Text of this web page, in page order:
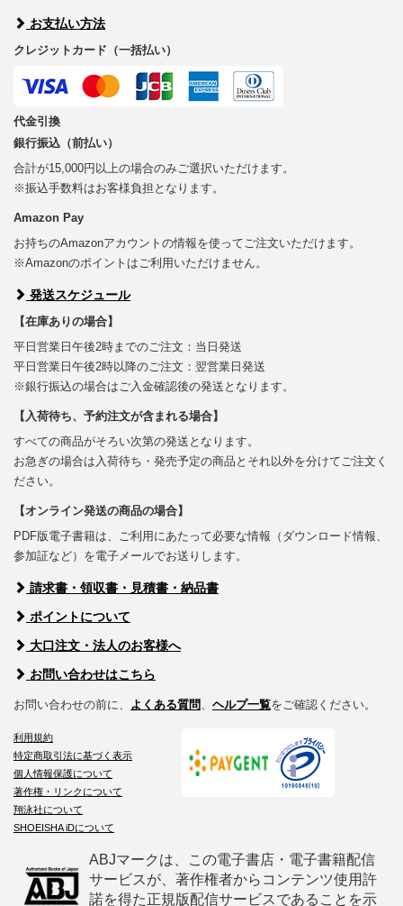
お支払い方法
クレジットカード（一括払い）
代金引換
銀行振込（前払い）
合計が15,000円以上の場合のみご選択いただけます。
※振込手数料はお客様負担となります。
Amazon Pay
お持ちのAmazonアカウントの情報を使ってご注文いただけます。
※Amazonのポイントはご利用いただけません。
発送スケジュール
【在庫ありの場合】
平日営業日午後2時までのご注文：当日発送
平日営業日午後2時以降のご注文：翌営業日発送
※銀行振込の場合はご入金確認後の発送となります。
【入荷待ち、予約注文が含まれる場合】
すべての商品がそろい次第の発送となります。
お急ぎの場合は入荷待ち・発売予定の商品とそれ以外を分けてご注文く
ださい。
【オンライン発送の商品の場合】
PDF版電子書籍は、ご利用にあたって必要な情報（ダウンロード情報、
参加証など）を電子メールでお送りします。
請求書・領収書・見積書・納品書
ポイントについて
大口注文・法人のお客様へ
お問い合わせはこちら
お問い合わせの前に、 よくある質問、 ヘルプ一覧をご確認ください。
利用規約
特定商取引法に基づく表示
個人情報保護について
著作権・リンクについて
翔泳社について
SHOEISHA iDについて
ABJマークは、この電子書店・電子書籍配信
サービスが、著作権者からコンテンツ使用許
諾を得た正規版配信サービスであることを示